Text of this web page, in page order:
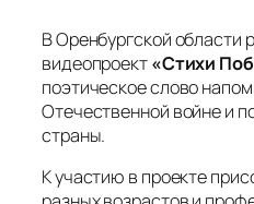
В Оренбургской области
видеопроект«Стихи
поэтическое слово
Отечественной войне и
страны.
К участию в проекте